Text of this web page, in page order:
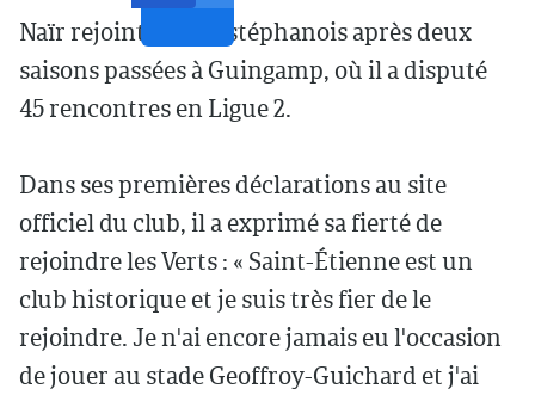
Naïr rejoint le club stéphanois après deux
saisons passées à Guingamp, où il a disputé
45 rencontres en Ligue 2.
Dans ses premières déclarations au site
officiel du club, il a exprimé sa fierté de
rejoindre les Verts : « Saint-Étienne est un
club historique et je suis très fier de le
rejoindre. Je n'ai encore jamais eu l'occasion
de jouer au stade Geoffroy-Guichard et j'ai